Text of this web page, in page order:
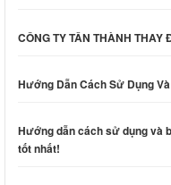
CÔNG TY TÂN THÀNH THAY
Hướng Dẫn Cách Sử Dụng
Hướng dẫn cách sử dụng và
tốt nhất!